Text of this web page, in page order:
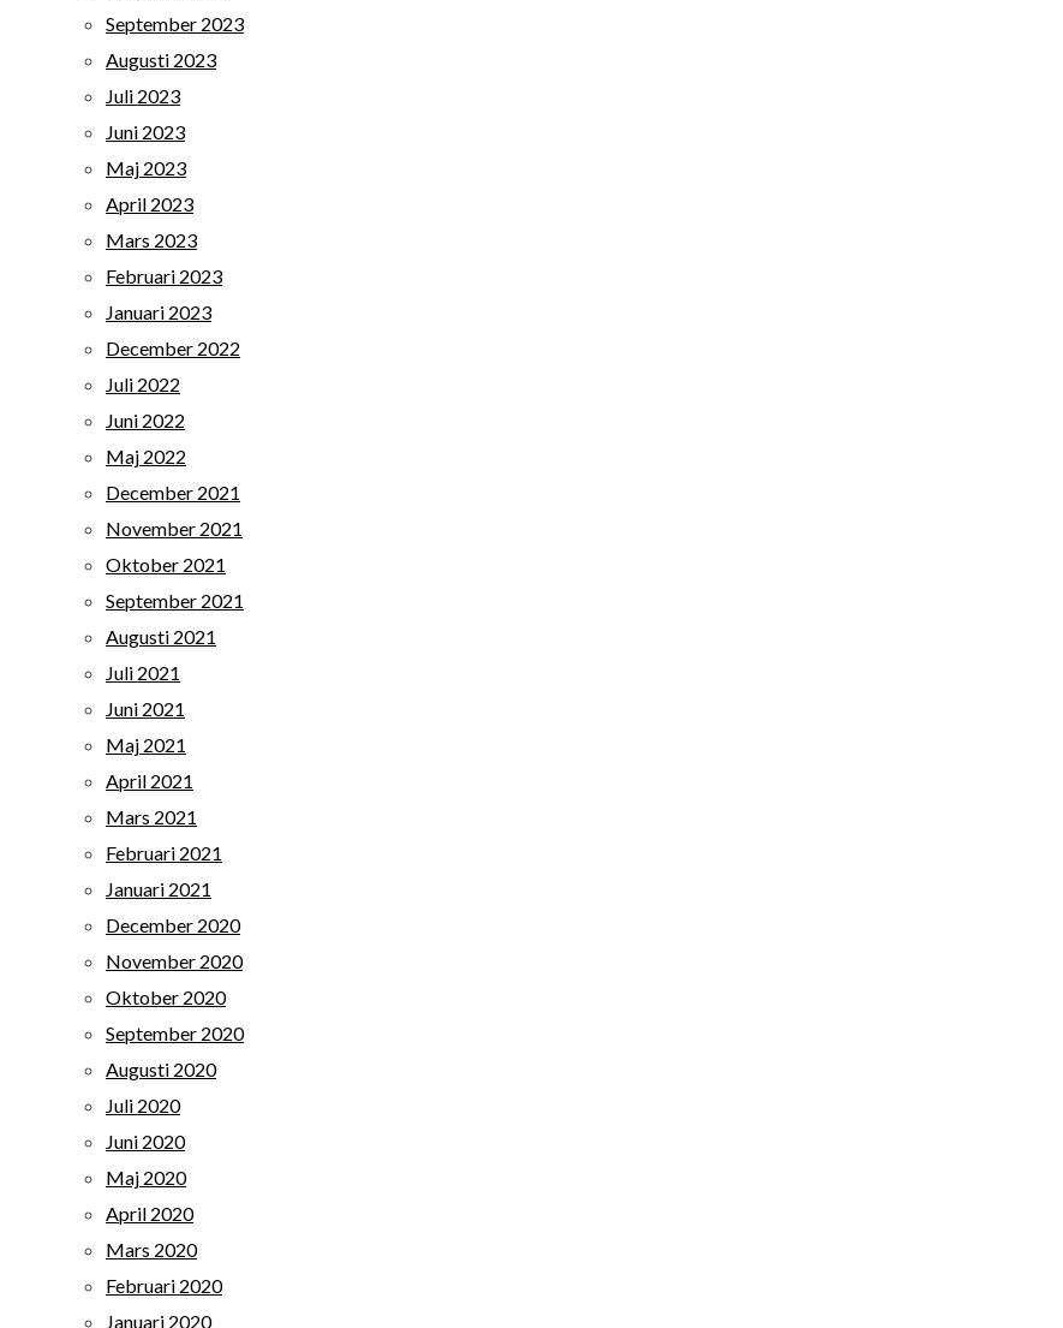
September 2023
Augusti 2023
Juli 2023
Juni 2023
Maj 2023
April 2023
Mars 2023
Februari 2023
Januari 2023
December 2022
Juli 2022
Juni 2022
Maj 2022
December 2021
November 2021
Oktober 2021
September 2021
Augusti 2021
Juli 2021
Juni 2021
Maj 2021
April 2021
Mars 2021
Februari 2021
Januari 2021
December 2020
November 2020
Oktober 2020
September 2020
Augusti 2020
Juli 2020
Juni 2020
Maj 2020
April 2020
Mars 2020
Februari 2020
Januari 2020